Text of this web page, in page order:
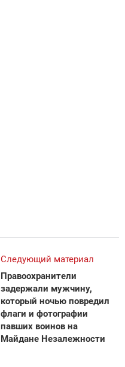
Следующий материал
Правоохранители
задержали мужчину,
который ночью повредил
флаги и фотографии
павших воинов на
Майдане Незалежности